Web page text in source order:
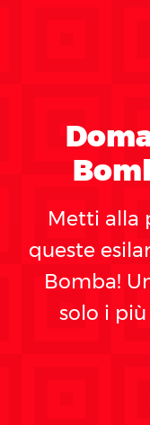
Metti alla
queste
Bomba!
solo i